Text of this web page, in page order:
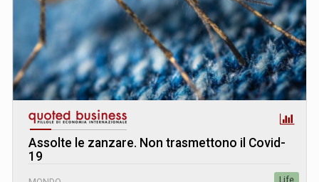
Assolte le zanzare. Non trasmettono il Covid-
19
Life